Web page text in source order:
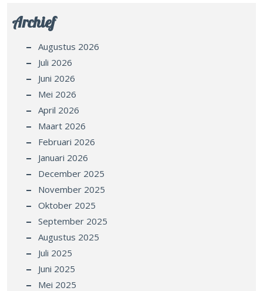
Archief
Augustus 2026
Juli 2026
Juni 2026
Mei 2026
April 2026
Maart 2026
Februari 2026
Januari 2026
December 2025
November 2025
Oktober 2025
September 2025
Augustus 2025
Juli 2025
Juni 2025
Mei 2025